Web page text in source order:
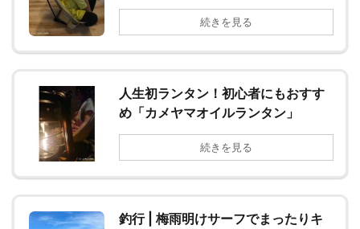
続きを見る
人生初ランタン！初心者にもおすす
め「カメヤマオイルランタン」
続きを見る
釣行 | 梅雨明けサーフでまったりキ